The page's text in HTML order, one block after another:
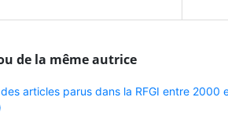
de la même autrice
articles parus dans la RFGI entre 2000